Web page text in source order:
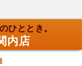
ひととき。
内店